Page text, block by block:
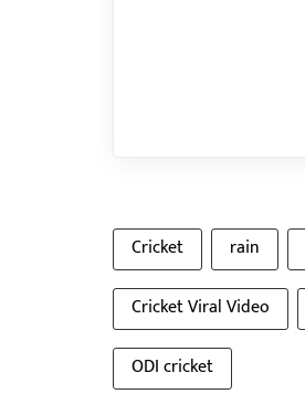
Cricket rain
Cricket Viral Video
ODI cricket